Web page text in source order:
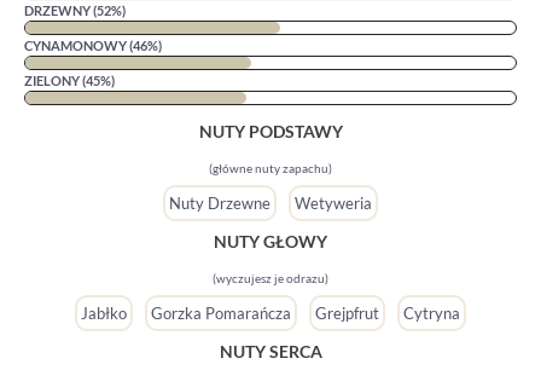
DRZEWNY (52%)
CYNAMONOWY (46%)
ZIELONY (45%)
NUTY PODSTAWY
(główne nuty zapachu)
Nuty Drzewne Wetyweria
NUTY GŁOWY
(wyczujesz je odrazu)
Jabłko Gorzka Pomarańcza Grejpfrut Cytryna
NUTY SERCA